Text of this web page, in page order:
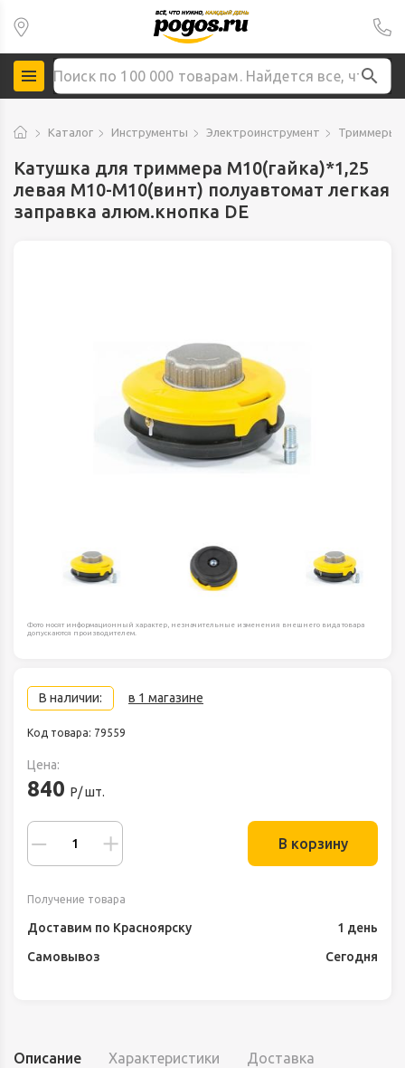
Каталог Инструменты Электроинструмент Триммеры,
Катушка для триммера М10(гайка)*1,25
левая М10-М10(винт) полуавтомат легкая
заправка алюм.кнопка DE
Фото носят информационный характер, незначительные изменения внешнего вида товара
допускаются производителем.
В наличии: в 1 магазине
Код товара: 79559
Цена:
840 Р/ шт.
В корзину
Получение товара
Доставим по Красноярску
1 день
Самовывоз
Сегодня
Описание Характеристики Доставка